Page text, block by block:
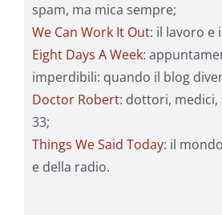
spam, ma mica sempre;
We Can Work It Out: il lavoro e
Eight Days A Week:
imperdibili: quando il blog
Doctor Robert: dottori, medici,
33;
Things We Said Today: il
e della radio.